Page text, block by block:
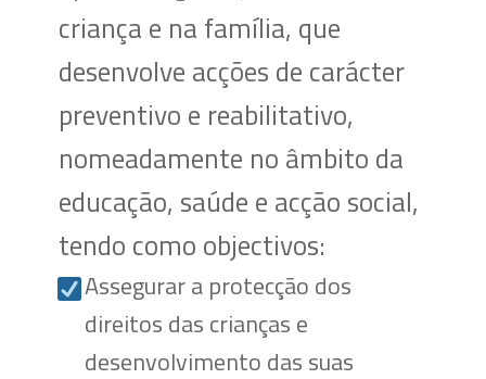
criança e na família, que
desenvolve acções de carácter
preventivo e reabilitativo,
nomeadamente no âmbito da
educação, saúde e acção social,
tendo como objectivos:
Assegurar a protecção dos
direitos das crianças e
desenvolvimento das suas